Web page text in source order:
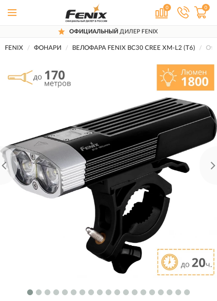
0 0
ОФИЦИАЛЬНЫЙ ДИЛЕР FENIX
FENIX ФОНАРИ ВЕЛОФАРА FENIX BC30 CREE XM-L2 (T6)